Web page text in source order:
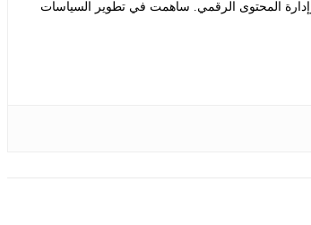
المحتوى الرقمي. ساهمت في تطوير السياسات